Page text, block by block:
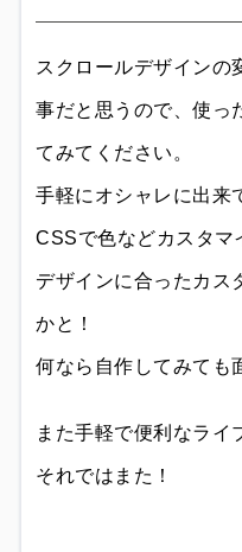
スクロールデザインの
事だと思うので、使っ
てみてください。
手軽にオシャレに出来
CSSで色などカスタマ
デザインに合ったカス
かと！
何なら自作してみても
また手軽で便利なライ
それではまた！